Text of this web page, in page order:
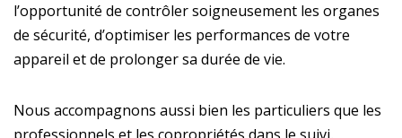
l’opportunité de contrôler soigneusement les organes
de sécurité, d’optimiser les performances de votre
appareil et de prolonger sa durée de vie.
Nous accompagnons aussi bien les particuliers que les